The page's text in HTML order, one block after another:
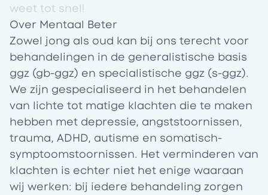
weet tot snel!
Over Mentaal Beter
Zowel jong als oud kan bij ons terecht voor
behandelingen in de generalistische basis
ggz (gb-ggz) en specialistische ggz (s-ggz).
We zijn gespecialiseerd in het behandelen
van lichte tot matige klachten die te maken
hebben met depressie, angststoornissen,
trauma, ADHD, autisme en somatisch-
symptoomstoornissen. Het verminderen van
klachten is echter niet het enige waaraan
wij werken: bij iedere behandeling zorgen